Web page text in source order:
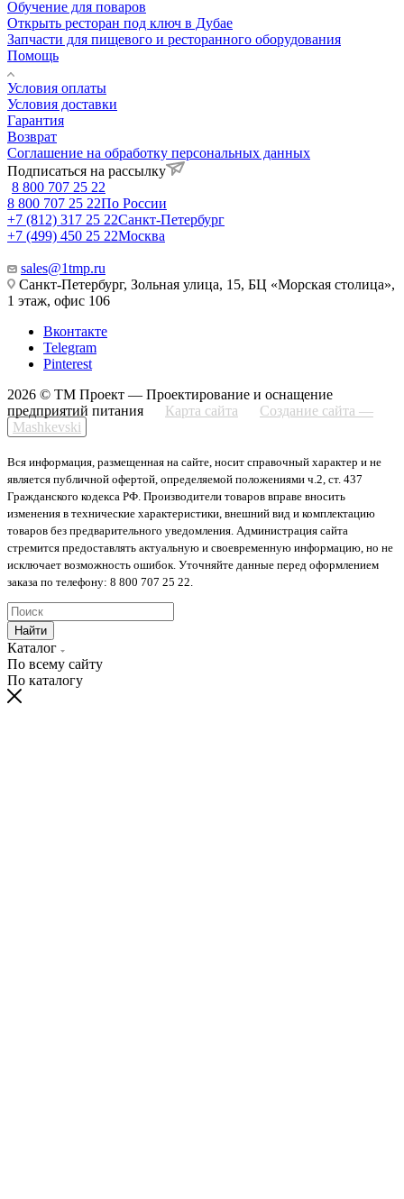
Обучение для поваров
Открыть ресторан под ключ в Дубае
Запчасти для пищевого и ресторанного оборудования
Помощь
Условия оплаты
Условия доставки
Гарантия
Возврат
Соглашение на обработку персональных данных
Подписаться на рассылку
8 800 707 25 22
8 800 707 25 22По России
+7 (812) 317 25 22Санкт-Петербург
+7 (499) 450 25 22Москва
sales@1tmp.ru
Санкт-Петербург, Зольная улица, 15, БЦ «Морская столица»,
1 этаж, офис 106
Вконтакте
Telegram
Pinterest
2026 © ТМ Проект — Проектирование и оснащение
предприятий питания
Карта сайта
Создание сайта —
Mashkevski
Вся информация, размещенная на сайте, носит справочный характер и не
является публичной офертой, определяемой положениями ч.2, ст. 437
Гражданского кодекса РФ. Производители товаров вправе вносить
изменения в технические характеристики, внешний вид и комплектацию
товаров без предварительного уведомления. Администрация сайта
стремится предоставлять актуальную и своевременную информацию, но не
исключает возможность ошибок. Уточняйте данные перед оформлением
заказа по телефону: 8 800 707 25 22.
Найти
Каталог
По всему сайту
По каталогу